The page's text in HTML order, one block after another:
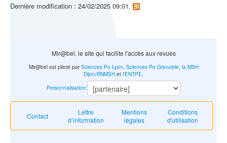
Dernière modification : 24/02/2025 09:01.
Mir@bel, le site qui facilite l'accès aux revues
Contact
Lettre
d’information
Mentions
légales
Conditions
d'utilisation
Mir@bel est piloté parSciences Po Lyon, Sciences Po Grenoble, la MSH
Dijon/RNMSH et l'ENTPE.
Personnalisation: